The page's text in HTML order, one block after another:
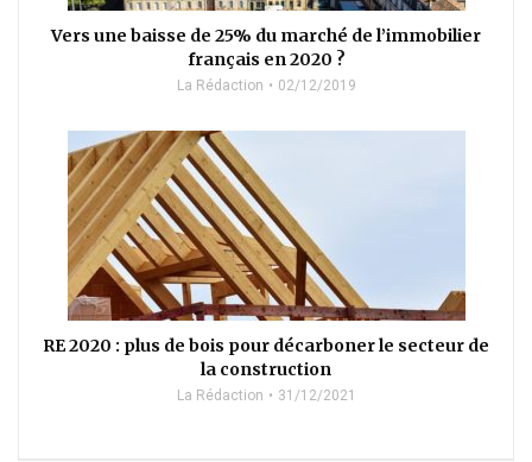
Vers une baisse de 25% du marché de l’immobilier
français en 2020 ?
La Rédaction 02/12/2019
RE 2020 : plus de bois pour décarboner le secteur de
la construction
La Rédaction 31/12/2021